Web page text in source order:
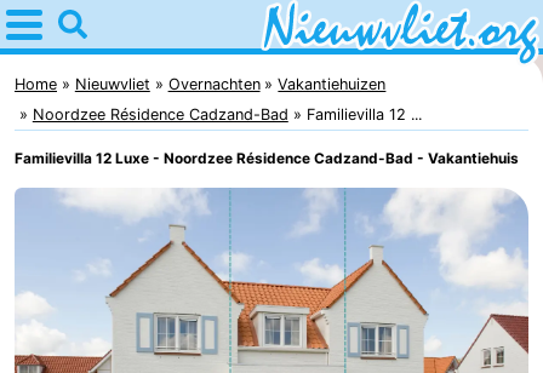
Home
Nieuwvliet
Tips
Voor
Appartementen
Campings
Home Nieuwvliet Overnachten
Vakantiehuizen
Noordzee Résidence Cadzand-Bad
Familievilla 12 ...
Familievilla 12 Luxe - Noordzee Résidence Cadzand-Bad - Vakantiehuis